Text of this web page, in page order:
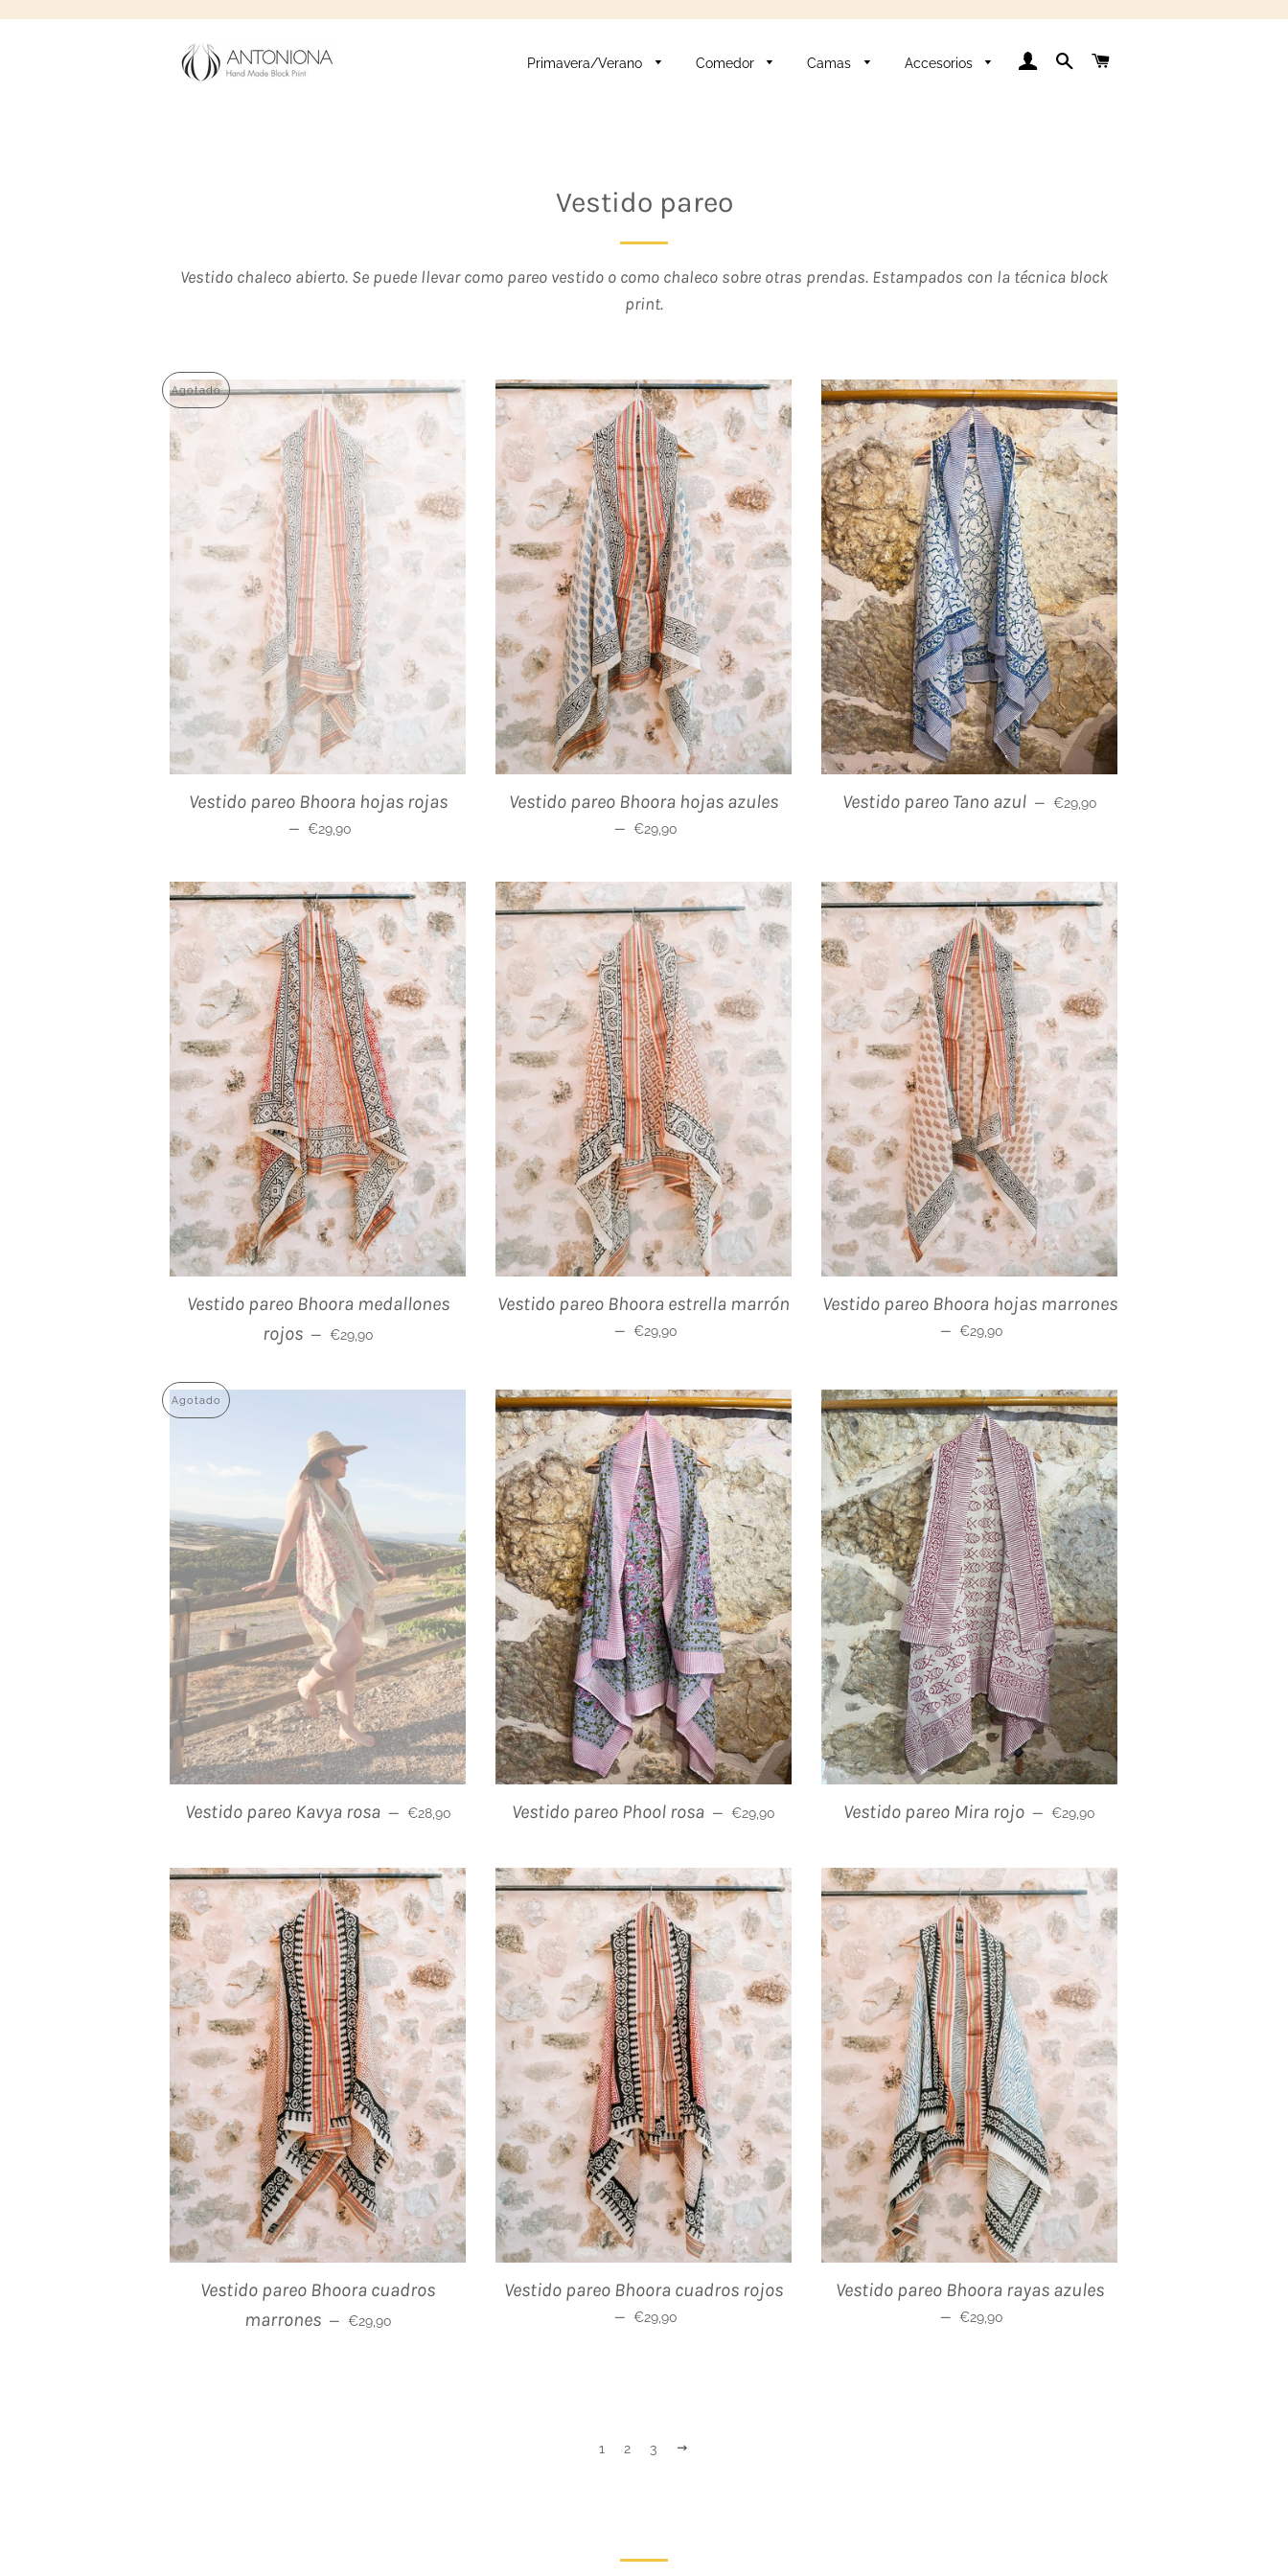
Primavera/Verano Comedor Camas Accesorios IngresarBuscarCarrito
Vestido pareo
Vestido chaleco abierto. Se puede llevar como pareo vestido o como chaleco sobre otras prendas. Estampados con la técnica block
print.
Agotado
Vestido pareo Bhoora hojas rojas
— Precio habitual
€29,90
Vestido pareo Bhoora hojas azules
— Precio habitual
€29,90
Vestido pareo Tano azul — Precio habitual
€29,90
Vestido pareo Bhoora medallones
rojos — Precio habitual
€29,90
Vestido pareo Bhoora estrella marrón
— Precio habitual
€29,90
Vestido pareo Bhoora hojas marrones
— Precio habitual
€29,90
Agotado
Vestido pareo Kavya rosa — Precio habitual
€28,90 Vestido pareo Phool rosa — Precio habitual
€29,90 Vestido pareo Mira rojo — Precio habitual
€29,90
Vestido pareo Bhoora cuadros
marrones — Precio habitual
€29,90
Vestido pareo Bhoora cuadros rojos
— Precio habitual
€29,90
Vestido pareo Bhoora rayas azules
— Precio habitual
€29,90
1 2 3